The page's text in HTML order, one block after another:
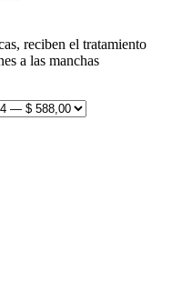
reciben el tratamiento
a las manchas